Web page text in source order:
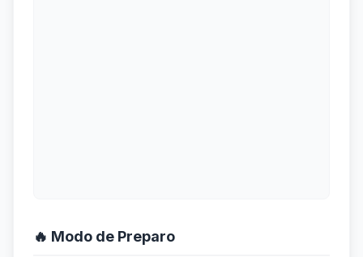
🔥 Modo de Preparo